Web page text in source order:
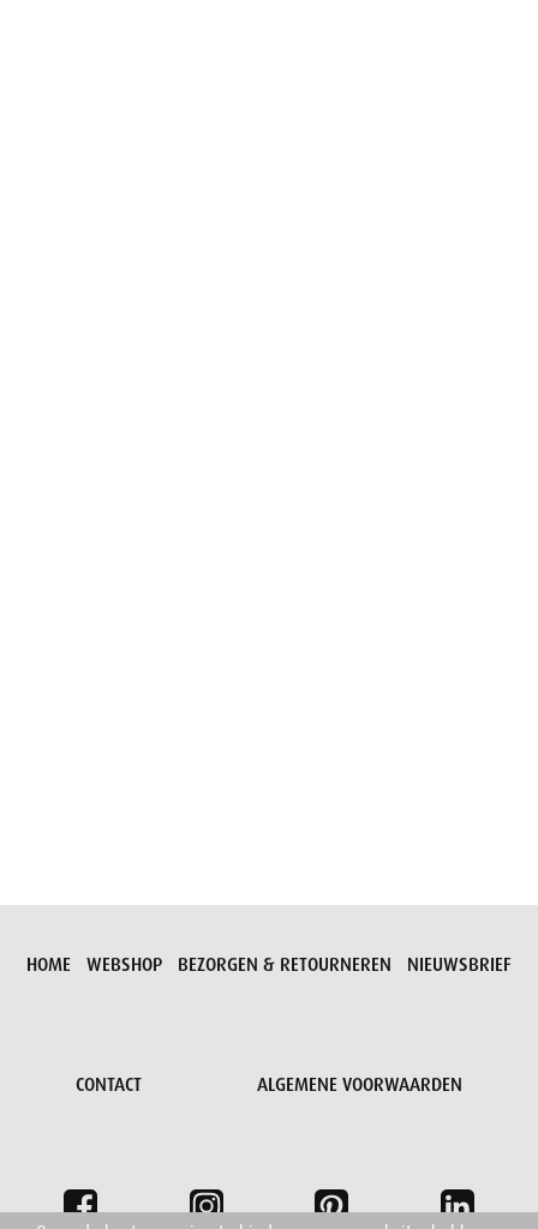
HOME WEBSHOP BEZORGEN & RETOURNEREN NIEUWSBRIEF
CONTACT ALGEMENE VOORWAARDEN